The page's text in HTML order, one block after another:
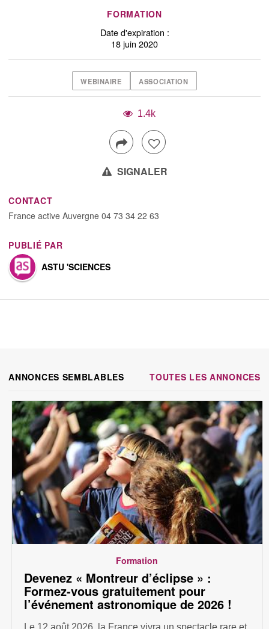
FORMATION
Date d'expiration :
18 juin 2020
WEBINAIRE ASSOCIATION
1.4k
SIGNALER
CONTACT
France active Auvergne 04 73 34 22 63
PUBLIÉ PAR
ASTU 'SCIENCES
TOUTES LES ANNONCES
ANNONCES SEMBLABLES
Formation
Devenez « Montreur d’éclipse » :
Formez-vous gratuitement pour
l’événement astronomique de 2026 !